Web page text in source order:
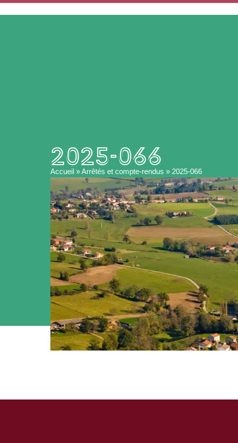
ACCUEIL MA MAIRIE
2025-066
Accueil »Arrêtés et compte-rendus » 2025-066